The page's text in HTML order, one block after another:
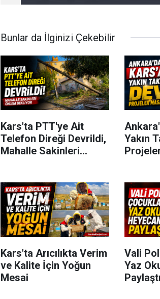
Bunlar da İlginizi Çekebilir
Kars'ta PTT'ye Ait
Telefon Direği Devrildi,
Mahalle Sakinleri
Yakın
Kars'ta Arıcılıkta Verim
ve Kalite İçin Yoğun
Mesai
Vali
Yaz
Paylaştı